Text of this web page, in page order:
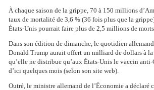
À chaque saison de la grippe, 70 à 150 millions
taux de mortalité de 3,6 % (36 fois plus que la
États-Unis pourrait faire plus de 2,5 millions de
Dans son édition de dimanche, le quotidien
Donald Trump aurait offert un milliard de dollars à
qu’elle ne distribue qu’aux États-Unis le vaccin
d’ici quelques mois (selon son site web).
Outré, le ministre allemand de l’Économie a déclaré